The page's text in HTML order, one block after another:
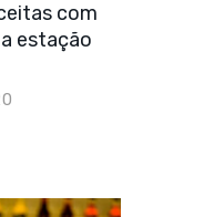
com
estação